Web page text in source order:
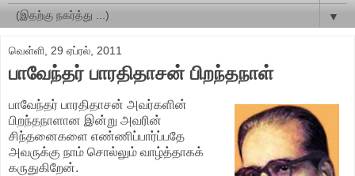
▼
வெள்ளி, 29 ஏப்ரல், 2011
பாவேந்தர் பாரதிதாசன் பிறந்தநாள்
பாவேந்தர் பாரதிதாசன் அவர்களின்
பிறந்தநாளான இன்று அவரின்
சிந்தனைகளை எண்ணிப்பார்ப்பதே
அவருக்கு நாம் சொல்லும் வாழ்த்தாகக்
கருதுகிறேன்.